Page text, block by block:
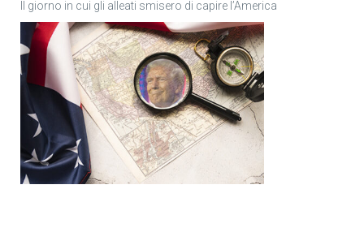
Il giorno in cui gli alleati smisero di capire l’America